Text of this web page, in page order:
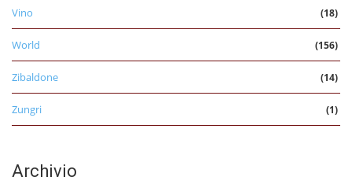
Vino (18)
World (156)
Zibaldone (14)
Zungri (1)
Archivio